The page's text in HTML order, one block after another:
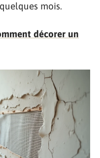
mois.
décorer un